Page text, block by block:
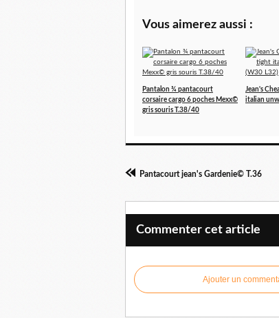
Vous aimerez aussi :
Pantalon ¾ pantacourt
corsaire cargo 6 poches Mexx©
gris souris T.38/40
Jean's
italian
Pantacourt jean's Gardenie© T.36
Commenter cet article
Ajouter un